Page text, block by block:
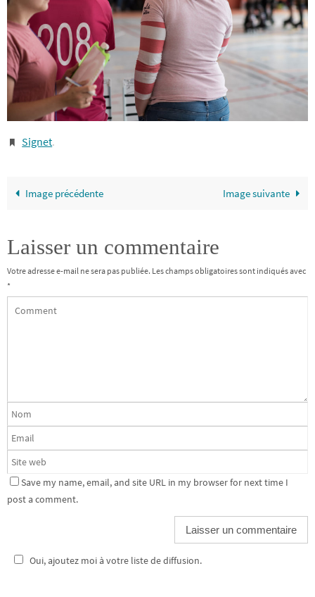
Signet.
Image précédente Image suivante
Laisser un commentaire
Votre adresse e-mail ne sera pas publiée. Les champs obligatoires sont indiqués avec
*
Save my name, email, and site URL in my browser for next time I
post a comment.
Oui, ajoutez moi à votre liste de diffusion.